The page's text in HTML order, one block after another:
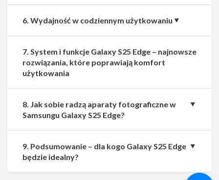
Udostępnij
6. Wydajność w codziennym użytkowaniu
7. System i funkcje Galaxy S25 Edge – najnowsze
rozwiązania, które poprawiają komfort
użytkowania
8. Jak sobie radzą aparaty fotograficzne w
Samsungu Galaxy S25 Edge?
9. Podsumowanie – dla kogo Galaxy S25 Edge
będzie idealny?